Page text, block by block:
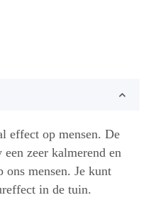
effect op mensen. De
zeer kalmerend en
ons mensen. Je kunt
in de tuin.